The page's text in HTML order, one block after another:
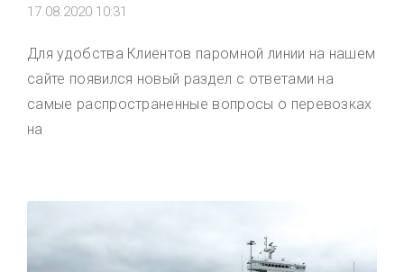
17.08.2020 10:31
Для удобства Клиентов паромной линии на нашем
сайте появился новый раздел с ответами на
самые распространенные вопросы о перевозках
на